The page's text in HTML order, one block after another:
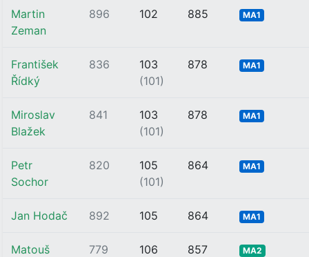
Martin
Zeman
896 102 885 MA1
František
Řídký
836
103
(101)
878 MA1
Miroslav
Blažek
841
103
(101)
878 MA1
Petr
Sochor
820
105
(101)
864 MA1
Jan Hodač 892 105 864 MA1
Matouš
779 106 857 MA2